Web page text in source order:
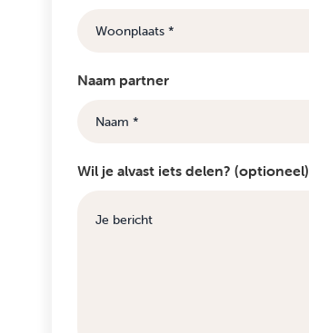
Naam partner
Wil je alvast iets delen? (optioneel)